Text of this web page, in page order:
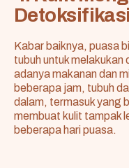
Detoksifikasi
Kabar baiknya, puasa
tubuh untuk
adanya makanan dan
beberapa jam, tubuh
dalam, termasuk yang
membuat kulit tampak
beberapa hari puasa.